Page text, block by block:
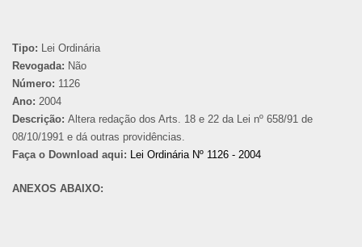
Tipo: Lei Ordinária
Revogada: Não
Número: 1126
Ano: 2004
Descrição: Altera redação dos Arts. 18 e 22 da Lei nº 658/91 de
08/10/1991 e dá outras providências.
Faça o Download aqui: Lei Ordinária Nº 1126 - 2004
ANEXOS ABAIXO: